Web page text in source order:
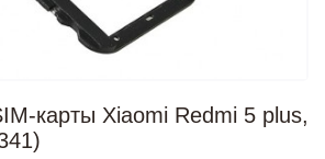
карты Xiaomi Redmi 5 plus,